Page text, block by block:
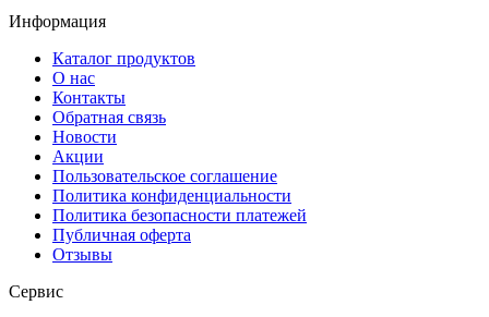
Информация
Каталог продуктов
О нас
Контакты
Обратная связь
Новости
Акции
Пользовательское соглашение
Политика конфиденциальности
Политика безопасности платежей
Публичная оферта
Отзывы
Сервис